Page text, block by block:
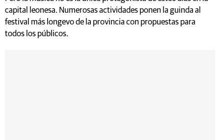
capital leonesa. Numerosas actividades ponen la guinda al
festival más longevo de la provincia con propuestas para
todos los públicos.